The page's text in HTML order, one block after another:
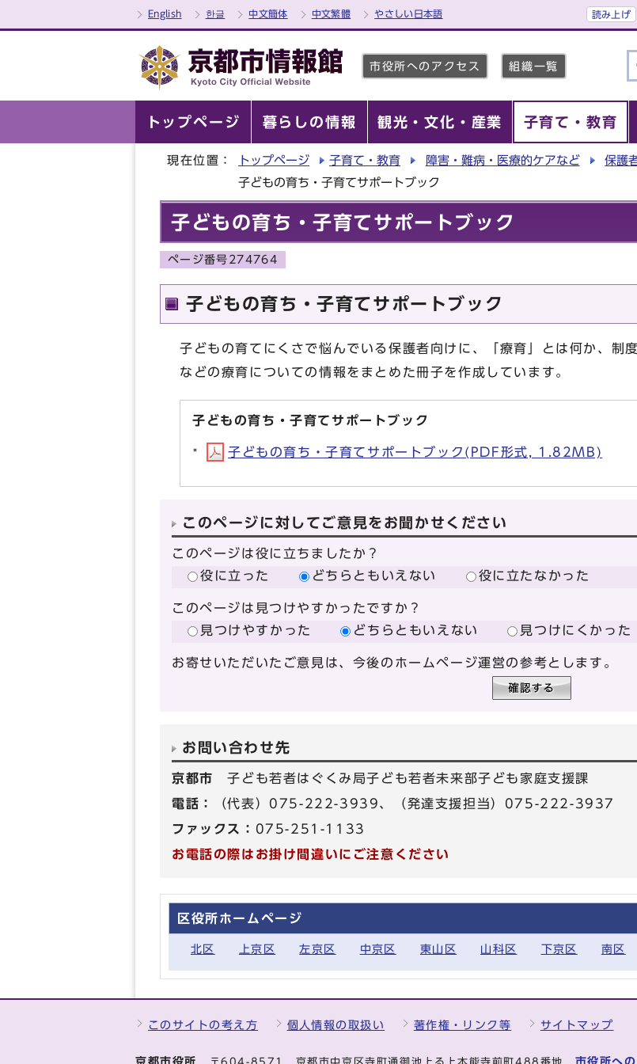
English 한글 中文簡体 中文繁體 やさしい日本語 読み上げ
市役所へのアクセス 組織一覧
トップページ 暮らしの情報 観光・文化・産業 子育て・教育
現在位置： トップページ 子育て・教育 障害・難病・医療的ケアなど 保護
子どもの育ち・子育てサポートブック
子どもの育ち・子育てサポートブック
ページ番号274764
子どもの育ち・子育てサポートブック
子どもの育てにくさで悩んでいる保護者向けに、「療育」とは何か、制
などの療育についての情報をまとめた冊子を作成しています。
子どもの育ち・子育てサポートブック
子どもの育ち・子育てサポートブック(PDF形式, 1.82MB)
このページに対してご意見をお聞かせください
このページは役に立ちましたか？
役に立った
どちらともいえない 役に立たなかった
このページは見つけやすかったですか？
見つけやすかった
どちらともいえない 見つけにくかった
お寄せいただいたご意見は、今後のホームページ運営の参考とします。
お問い合わせ先
京都市子ども若者はぐくみ局子ども若者未来部子ども家庭支援課
電話：
（代表）075-222-3939、（発達支援担当）075-222-3937
ファックス： 075-251-1133
お電話の際はお掛け間違いにご注意ください
区役所ホームページ
北区 上京区 左京区 中京区 東山区 山科区 下京区 南区
このサイトの考え方 個人情報の取扱い 著作権・リンク等 サイトマップ
京都市役所 市役所へ